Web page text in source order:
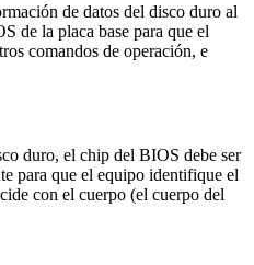
de datos del disco duro al
de la placa base para que el
comandos de operación, e
duro, el chip del BIOS debe ser
para que el equipo identifique el
con el cuerpo (el cuerpo del